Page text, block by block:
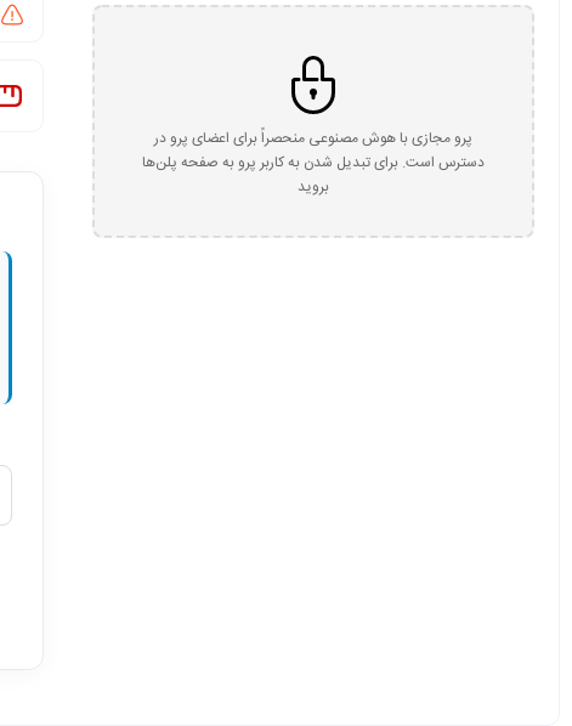
پرو مجازی با هوش مصنوعی منحصراً برای اعضای پرو در
دسترس است. برای تبدیل شدن به کاربر پرو به صفحه پلن‌ها
بروید